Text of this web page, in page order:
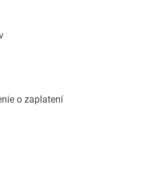
o zaplatení